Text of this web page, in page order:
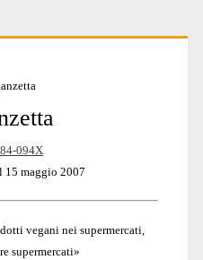
094X
15 maggio 2007
vegani nei supermercati,
supermercati»